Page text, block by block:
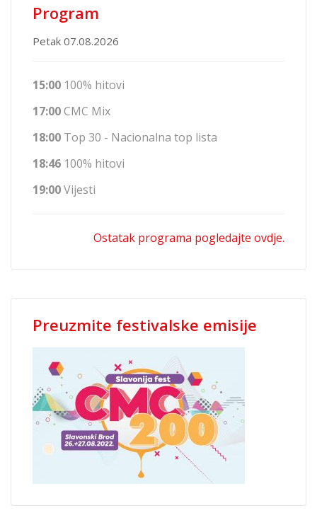
Program
Petak 07.08.2026
15:00 100% hitovi
17:00CMC Mix
18:00 Top 30 - Nacionalna top lista
18:46 100% hitovi
19:00Vijesti
Ostatak programa pogledajte ovdje.
Preuzmite festivalske emisije